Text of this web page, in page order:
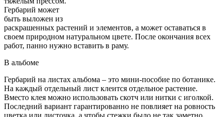
Гербарий может
быть выложен из
раскрашенных растений и элементов, а может оставаться в
своем природном натуральном цвете. После окончания всех
работ, панно нужно вставить в раму.
В альбоме
Гербарий на листах альбома – это мини-пособие по ботанике.
На каждый отдельный лист клеится отдельное растение.
Вместо клея можно использовать скотч или нитки с иголкой.
Последний вариант гарантированно не повлияет на ровность